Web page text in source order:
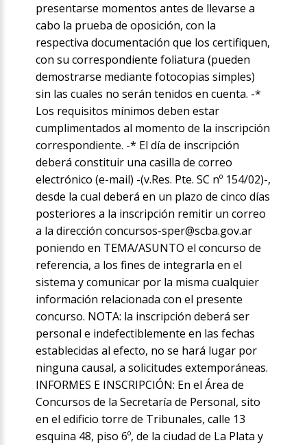
presentarse momentos antes de llevarse a
cabo la prueba de oposición, con la
respectiva documentación que los certifiquen,
con su correspondiente foliatura (pueden
demostrarse mediante fotocopias simples)
sin las cuales no serán tenidos en cuenta. -*
Los requisitos mínimos deben estar
cumplimentados al momento de la inscripción
correspondiente. -* El día de inscripción
deberá constituir una casilla de correo
electrónico (e-mail) -(v.Res. Pte. SC nº 154/02)-,
desde la cual deberá en un plazo de cinco días
posteriores a la inscripción remitir un correo
a la dirección concursos-sper@scba.gov.ar
poniendo en TEMA/ASUNTO el concurso de
referencia, a los fines de integrarla en el
sistema y comunicar por la misma cualquier
información relacionada con el presente
concurso. NOTA: la inscripción deberá ser
personal e indefectiblemente en las fechas
establecidas al efecto, no se hará lugar por
ninguna causal, a solicitudes extemporáneas.
INFORMES E INSCRIPCIÓN: En el Área de
Concursos de la Secretaría de Personal, sito
en el edificio torre de Tribunales, calle 13
esquina 48, piso 6º, de la ciudad de La Plata y